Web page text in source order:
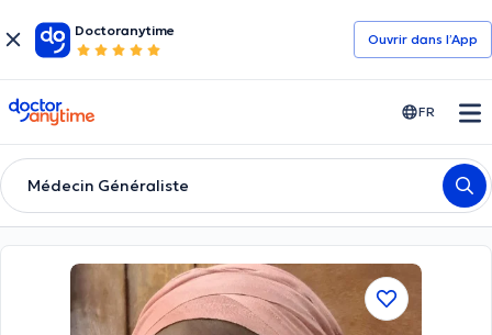
Doctoranytime
Ouvrir dans l’App
doctoranytime FR
Médecin Généraliste